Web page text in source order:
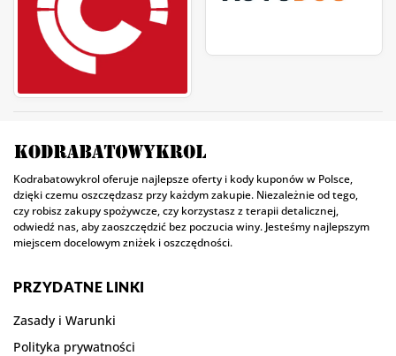
Kodrabatowykrol oferuje najlepsze oferty i kody kuponów w Polsce,
dzięki czemu oszczędzasz przy każdym zakupie. Niezależnie od tego,
czy robisz zakupy spożywcze, czy korzystasz z terapii detalicznej,
odwiedź nas, aby zaoszczędzić bez poczucia winy. Jesteśmy najlepszym
miejscem docelowym zniżek i oszczędności.
PRZYDATNE LINKI
Zasady i Warunki
Polityka prywatności